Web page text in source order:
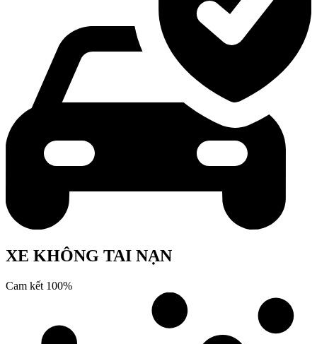
XE KHÔNG TAI NẠN
Cam kết 100%